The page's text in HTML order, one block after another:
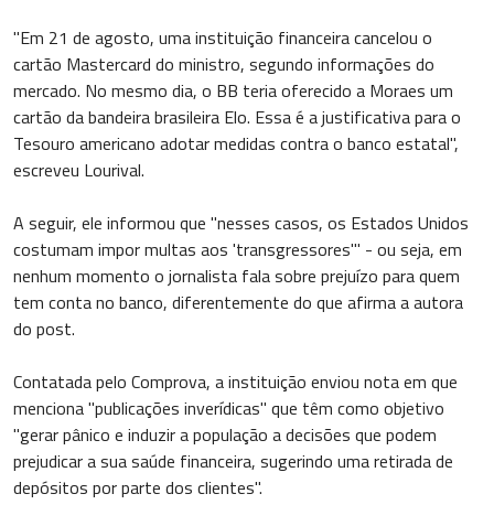
"Em 21 de agosto, uma instituição financeira cancelou o
cartão Mastercard do ministro, segundo informações do
mercado. No mesmo dia, o BB teria oferecido a Moraes um
cartão da bandeira brasileira Elo. Essa é a justificativa para o
Tesouro americano adotar medidas contra o banco estatal",
escreveu Lourival.
A seguir, ele informou que "nesses casos, os Estados Unidos
costumam impor multas aos 'transgressores'" - ou seja, em
nenhum momento o jornalista fala sobre prejuízo para quem
tem conta no banco, diferentemente do que afirma a autora
do post.
Contatada pelo Comprova, a instituição enviou nota em que
menciona "publicações inverídicas" que têm como objetivo
"gerar pânico e induzir a população a decisões que podem
prejudicar a sua saúde financeira, sugerindo uma retirada de
depósitos por parte dos clientes".